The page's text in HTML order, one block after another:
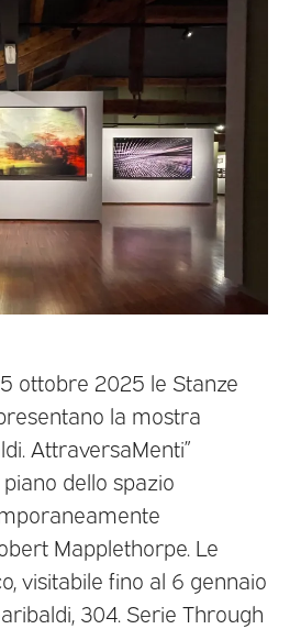
ottobre 2025 le Stanze
la mostra
AttraversaMenti”
dello spazio
Mapplethorpe. Le
visitabile fino al 6 gennaio
304. Serie Through